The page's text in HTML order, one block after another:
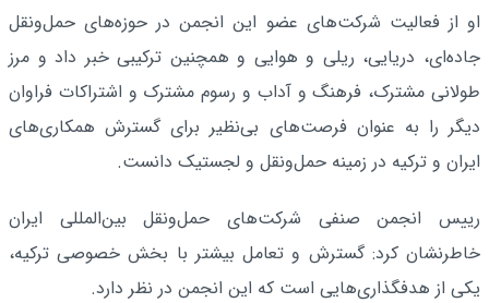
او از فعالیت شرکت‌های عضو این انجمن در حوزه‌های حمل‌ونقل
جاده‌ای، دریایی، ریلی و هوایی و همچنین ترکیبی خبر داد و مرز
طولانی مشترک، فرهنگ و آداب و رسوم مشترک و اشتراکات فراوان
دیگر را به عنوان فرصت‌های بی‌نظیر برای گسترش همکاری‌های
ایران و ترکیه در زمینه حمل‌ونقل و لجستیک دانست.
رییس انجمن صنفی شرکت‌های حمل‌ونقل بین‌المللی ایران
خاطرنشان کرد: گسترش و تعامل بیشتر با بخش خصوصی ترکیه،
یکی از هدفگذاری‌هایی است که این انجمن در نظر دارد.